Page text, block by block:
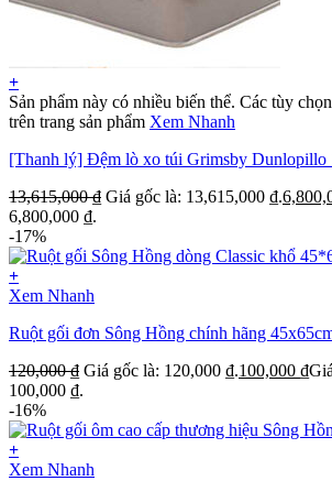
+
Sản phẩm này có nhiều biến thể. Các tùy
trên trang sản phẩm Xem Nhanh
[Thanh lý] Đệm lò xo túi Grimsby Dunlopillo
13,615,000₫ Giá gốc là: 13,615,000 ₫.
6,800,000 ₫.
-17%
+
Xem Nhanh
Ruột gối đơn Sông Hồng chính hãng
120,000₫ Giá gốc là: 120,000 ₫.100,000 ₫
100,000 ₫.
-16%
+
Xem Nhanh